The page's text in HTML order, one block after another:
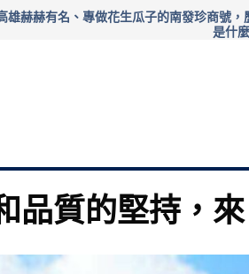
雄赫赫有名、專做花生瓜子的南發珍商號
是什
品質的堅持，